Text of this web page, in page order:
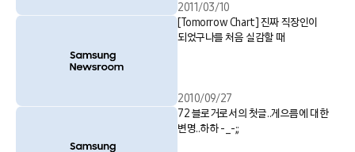
2011/03/10
[Tomorrow Chart] 진짜 직장인이
되었구나를 처음 실감할 때
2010/09/27
72 블로거로서의 첫글..게으름에 대한
변명..하하 -_-;;